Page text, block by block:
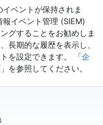
ベントが保持されま
イベント管理 (SIEM)
グすることをお勧めしま
長期的な履歴を表示し、
を設定できます。 「企
」を参照してください。